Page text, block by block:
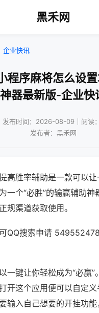
黑禾网
企业快讯
程序麻将怎么设
神器最新版-企业快
发布时间：2026-08-09｜阅读
发布者：黑禾网
高胜率辅助是一款可以
一个“必胜”的输赢辅助神
规渠道获取使用。
QQ搜索申请
一键让你轻松成为“必赢”
开这个应用便可以自定
输入自己想要的开挂功